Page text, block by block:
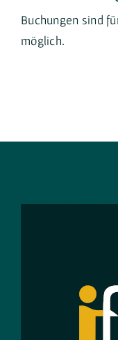
Buchungen sind
möglich.